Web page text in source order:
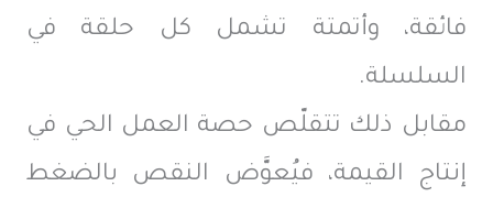
فائقة، وأتمتة تشمل كل حلقة في
السلسلة.
مقابل ذلك تتقلّص حصة العمل الحي في
إنتاج القيمة، فيُعوَّض النقص بالضغط